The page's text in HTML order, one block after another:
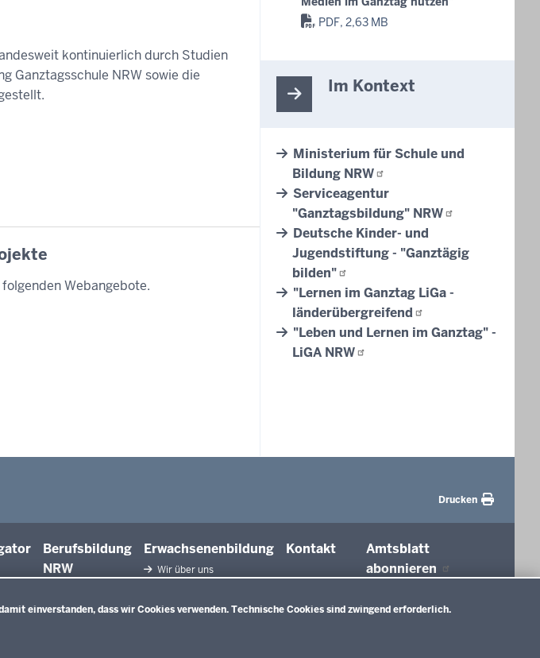
einverstanden, dass wir Cookies verwenden. Technische Cookies sind zwingend erforderlich.
kontinuierlich durch Studien
Ganztagsschule NRW sowie die
Webangebote.
PDF, 2,63 MB
Im Kontext
Ministerium für Schule und
Bildung NRW
Serviceagentur
"Ganztagsbildung" NRW
Deutsche Kinder- und
Jugendstiftung - "Ganztägig
bilden"
"Lernen im Ganztag LiGa -
länderübergreifend
"Leben und Lernen im Ganztag" -
LiGA NRW
Drucken
Berufsbildung
NRW
Erwachsenenbildung
Wir über uns
Innovationen in der
Kontakt
Amtsblatt
abonnieren